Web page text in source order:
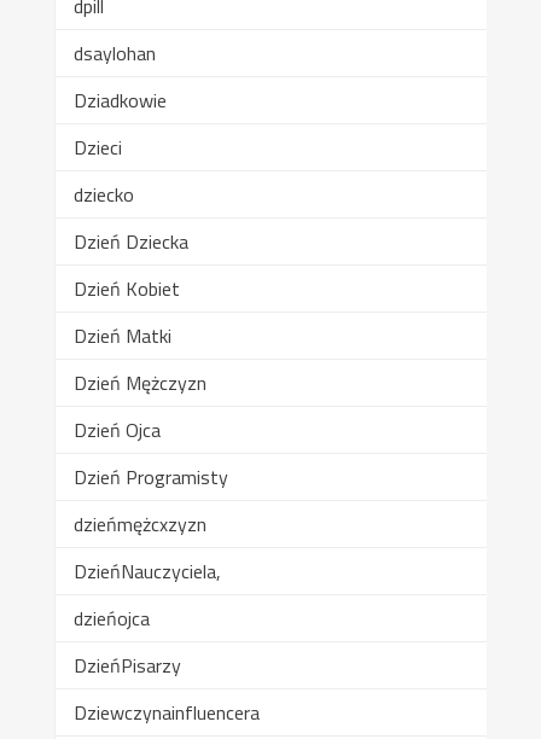
dsaylohan
Dziadkowie
Dzieci
dziecko
Dzień Dziecka
Dzień Kobiet
Dzień Matki
Dzień Mężczyzn
Dzień Ojca
Dzień Programisty
dzieńmężcxzyzn
DzieńNauczyciela,
dzieńojca
DzieńPisarzy
Dziewczynainfluencera